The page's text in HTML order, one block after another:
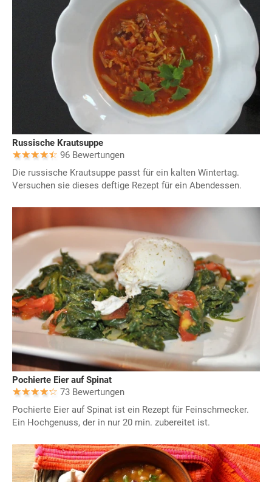
Russische Krautsuppe
96 Bewertungen
Die russische Krautsuppe passt für ein kalten Wintertag.
Versuchen sie dieses deftige Rezept für ein Abendessen.
Pochierte Eier auf Spinat
73 Bewertungen
Pochierte Eier auf Spinat ist ein Rezept für Feinschmecker.
Ein Hochgenuss, der in nur 20 min. zubereitet ist.